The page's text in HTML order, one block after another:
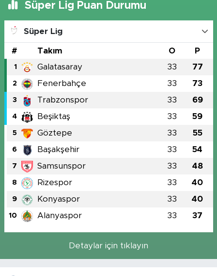
Süper Lig Puan Durumu
Süper Lig
# Takım O P
1 Galatasaray 33 77
2 Fenerbahçe 33 73
3 Trabzonspor 33 69
4 Beşiktaş 33 59
5 Göztepe 33 55
6 Başakşehir 33 54
7 Samsunspor 33 48
8 Rizespor 33 40
9 Konyaspor 33 40
10 Alanyaspor 33 37
Detaylar için tıklayın